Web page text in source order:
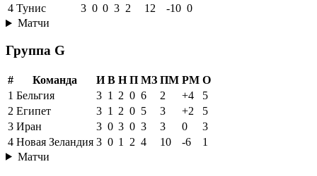
4 Тунис 3 0 0 3 2 12 -10 0
Матчи
Группа G
# Команда И В Н П МЗ ПМ РМ О
1 Бельгия 3 1 2 0 6 2 +4
5
2 Египет 3 1 2 0 5 3 +2
5
3 Иран 3 0 3 0 3 3 0
3
4 Новая Зеландия 3 0 1 2 4 10 -6
1
Матчи